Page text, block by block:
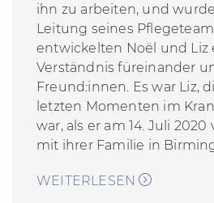
ihn zu arbeiten, und
Leitung seines
entwickelten Noël und Liz
Verständnis füreinander
Freund:innen. Es war Liz,
letzten Momenten im
war, als er am 14. Juli 2020
mit ihrer Familie in
WEITERLESEN